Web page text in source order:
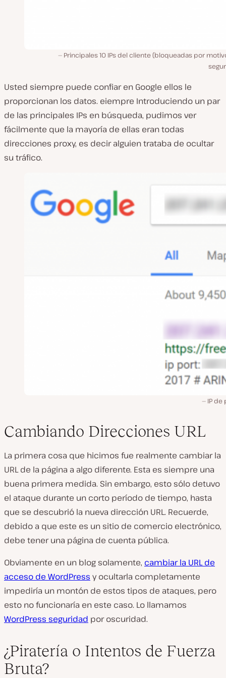
Principales 10 IPs del cliente (bloqueadas por
Usted siempre puede confiar en Google ellos le
proporcionan los datos. eiempre Introduciendo un par
de las principales IPs en búsqueda, pudimos ver
fácilmente que la mayoría de ellas eran todas
direcciones proxy, es decir alguien trataba de ocultar
su tráfico.
IP de
Cambiando Direcciones URL
La primera cosa que hicimos fue realmente cambiar la
URL de la página a algo diferente. Esta es siempre una
buena primera medida. Sin embargo, esto sólo detuvo
el ataque durante un corto período de tiempo, hasta
que se descubrió la nueva dirección URL. Recuerde,
debido a que este es un sitio de comercio electrónico,
debe tener una página de cuenta pública.
Obviamente en un blog solamente, cambiar la URL de
acceso de WordPress y ocultarla completamente
impediría un montón de estos tipos de ataques, pero
esto no funcionaría en este caso. Lo llamamos
WordPress seguridad por oscuridad.
¿Piratería o Intentos de Fuerza
Bruta?